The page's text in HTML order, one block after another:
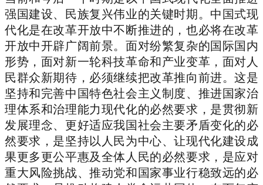
强国建设、民族复兴伟业的关键时期。中国式现
代化是在改革开放中不断推进的，也必将在改革
开放中开辟广阔前景。面对纷繁复杂的国际国内
形势，面对新一轮科技革命和产业变革，面对人
民群众新期待，必须继续把改革推向前进。这是
坚持和完善中国特色社会主义制度、推进国家治
理体系和治理能力现代化的必然要求，是贯彻新
发展理念、更好适应我国社会主要矛盾变化的必
然要求，是坚持以人民为中心、让现代化建设成
果更多更公平惠及全体人民的必然要求，是应对
重大风险挑战、推动党和国家事业行稳致远的必